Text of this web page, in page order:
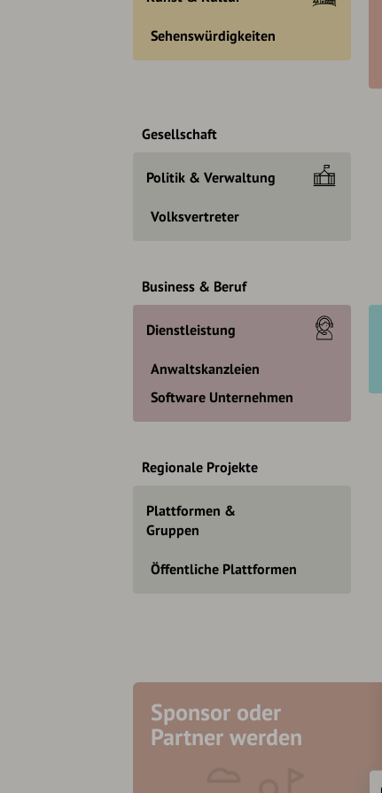
Sehenswürdigkeiten
Gesellschaft
Politik & Verwaltung
Volksvertreter
Business & Beruf
Dienstleistung
Anwaltskanzleien
Software Unternehmen
Regionale Projekte
Plattformen &
Gruppen
Öffentliche Plattformen
Sponsor oder
Partner werden